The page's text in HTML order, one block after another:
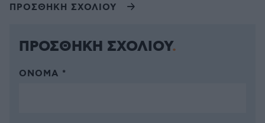
ΠΡΟΣΘΗΚΗ ΣΧΟΛΙΟΥ
ΠΡΟΣΘΗΚΗ ΣΧΟΛΙΟΥ
ΌΝΟΜΑ *